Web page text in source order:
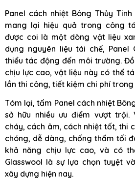
Panel cách nhiệt Bông Thủy
mang lại hiệu quả trong công
được coi là một dòng vật liệu
dụng nguyên liệu tái chế, Panel
thiểu tác động đến môi trường.
chịu lực cao, vật liệu này có thể
lần thi công, tiết kiệm chi phí
Tóm lại, tấm Panel cách nhiệt
sở hữu nhiều ưu điểm vượt trội.
cháy, cách âm, cách nhiệt tốt, thi
chóng, dễ dàng, chống thấm tối
khả năng chịu lực cao, và có
Glasswool là sự lựa chọn tuyệt
xây dựng hiện nay.